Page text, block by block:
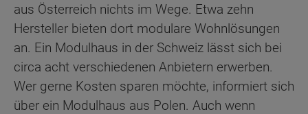
aus Österreich nichts im Wege. Etwa zehn
Hersteller bieten dort modulare Wohnlösungen
an. Ein Modulhaus in der Schweiz lässt sich bei
circa acht verschiedenen Anbietern erwerben.
Wer gerne Kosten sparen möchte, informiert sich
über ein Modulhaus aus Polen. Auch wenn